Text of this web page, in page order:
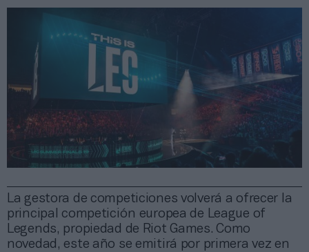
La gestora de competiciones volverá a ofrecer la
principal competición europea de League of
Legends, propiedad de Riot Games. Como
novedad, este año se emitirá por primera vez en